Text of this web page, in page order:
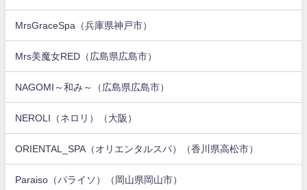
MrsGraceSpa（兵庫県神戸市）
Mrs美魔女RED（広島県広島市）
NAGOMI～和み～（広島県広島市）
NEROLI（ネロリ）（大阪）
ORIENTAL_SPA（オリエンタルスパ）（香川県高松市）
Paraiso（パライソ）（岡山県岡山市）